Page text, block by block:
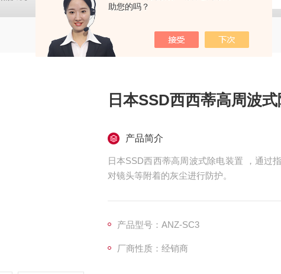
助您的吗？
日本SSD西西蒂高周波
产品简介
日本SSD西西蒂高周波式除电装置 ，通过
对镜头等附着的灰尘进行防护。
产品型号：ANZ-SC3
厂商性质：经销商